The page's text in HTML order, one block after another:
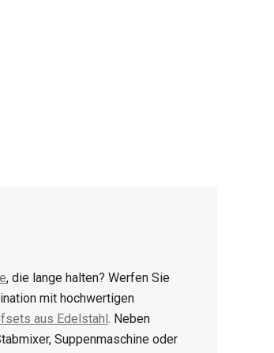
, die lange halten? Werfen Sie
mit hochwertigen
aus Edelstahl. Neben
Suppenmaschine oder